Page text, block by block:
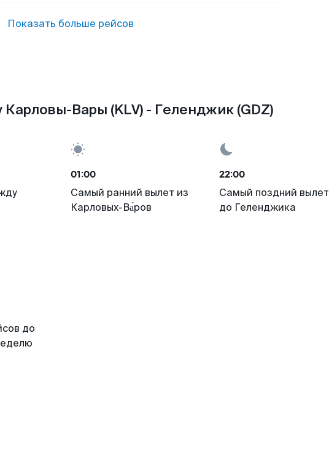
Показать больше рейсов
Вары (KLV) - Геленджик (GDZ)
01:00
Самый ранний вылет из
Карловых-Ва́ров
22:00
Самый поздний вылет
до Геленджика
до